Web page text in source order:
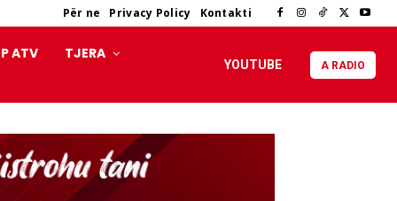
Për ne Privacy Policy Kontakti
ATV TJERA
YOUTUBE A RADIO